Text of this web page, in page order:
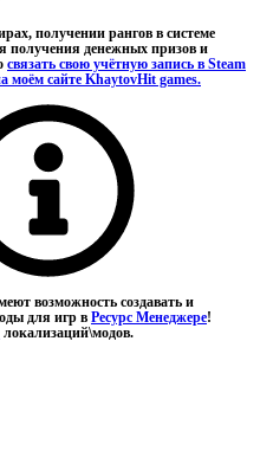
получении рангов в системе
получения денежных призов и
связать свою учётную запись в Steam
моём сайте KhaytovHit games.
возможность создавать и
для игр в Ресурс Менеджере!
локализаций\модов.